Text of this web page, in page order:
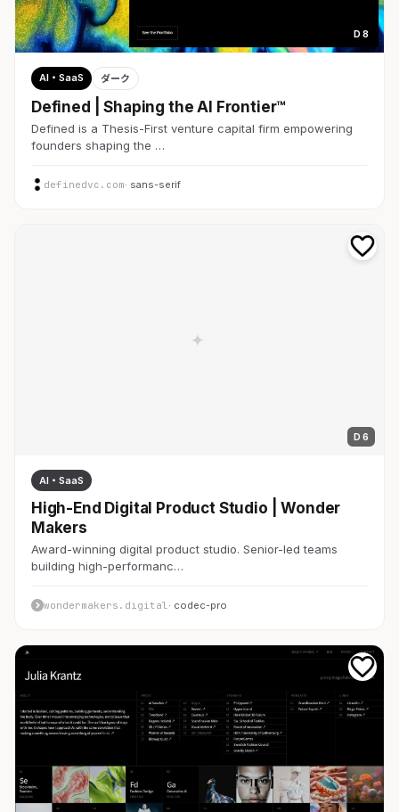
D 8
AI・SaaS ダーク
Defined | Shaping the AI Frontier™
Defined is a Thesis-First venture capital firm empowering
founders shaping the …
definedvc.com· sans-serif
D 6
AI・SaaS
High-End Digital Product Studio | Wonder
Makers
Award-winning digital product studio. Senior-led teams
building high-performanc…
wondermakers.digital · codec-pro